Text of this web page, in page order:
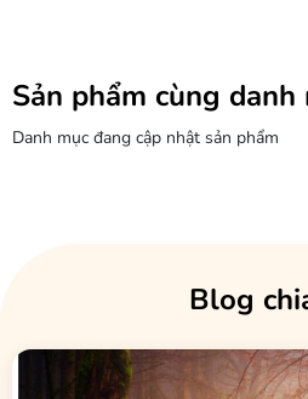
Sản phẩm cùng danh
Danh mục đang cập nhật sản phẩm
Blog